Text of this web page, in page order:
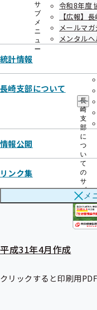
サ
ブ
メ
ニ
ュ
ー
令和8年度
【広報】
メールマガ
メンタル
統計情報
長崎支部について
長
崎
支
部
に
つ
い
て
の
サ
ブ
メ
ニ
ュ
ー
情報公開
リンク集
メ
平成26年4月作成
平成31年4月作成
クリックすると印刷用